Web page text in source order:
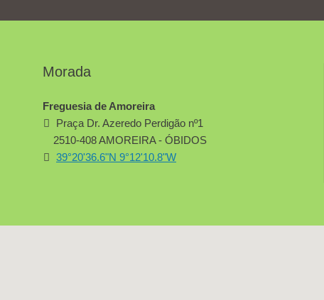
Morada
Freguesia de Amoreira
Praça Dr. Azeredo Perdigão nº1
2510-408 AMOREIRA - ÓBIDOS
39°20'36.6"N 9°12'10.8"W